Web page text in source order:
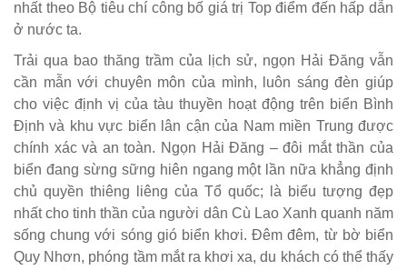
nhất theo Bộ tiêu chí công bố giá trị Top điểm đến hấp dẫn
ở nước ta.
Trải qua bao thăng trầm của lịch sử, ngọn Hải Đăng vẫn
cần mẫn với chuyên môn của mình, luôn sáng đèn giúp
cho việc định vị của tàu thuyền hoạt động trên biển Bình
Định và khu vực biển lân cận của Nam miền Trung được
chính xác và an toàn. Ngọn Hải Đăng – đôi mắt thần của
biển đang sừng sững hiên ngang một lần nữa khẳng định
chủ quyền thiêng liêng của Tổ quốc; là biểu tượng đẹp
nhất cho tinh thần của người dân Cù Lao Xanh quanh năm
sống chung với sóng gió biển khơi. Ðêm đêm, từ bờ biển
Quy Nhơn, phóng tầm mắt ra khơi xa, du khách có thể thấy